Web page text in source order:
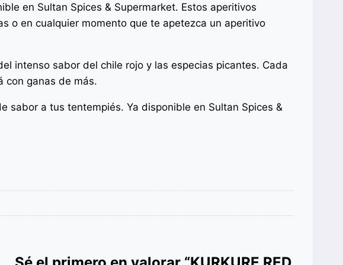
en Sultan Spices & Supermarket. Estos aperitivos
o en cualquier momento que te apetezca un aperitivo
intenso sabor del chile rojo y las especias picantes. Cada
con ganas de más.
sabor a tus tentempiés. Ya disponible en Sultan Spices &